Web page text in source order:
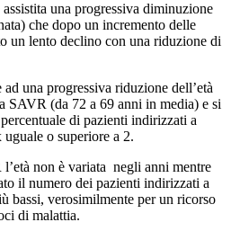
una progressiva diminuzione
che dopo un incremento delle
un lento declino con una riduzione di
una progressiva riduzione dell’età
SAVR (da 72 a 69 anni in media) e si
di pazienti indirizzati a
o superiore a 2.
non è variata negli anni mentre
il numero dei pazienti indirizzati a
bassi, verosimilmente per un ricorso
di malattia.